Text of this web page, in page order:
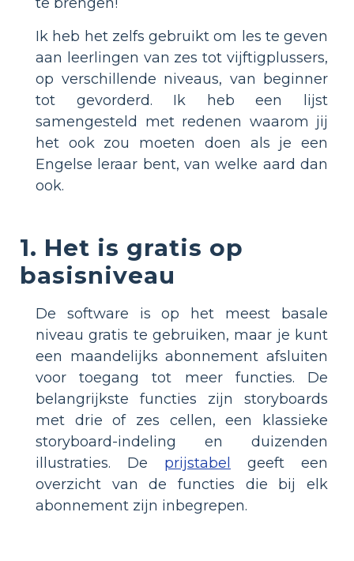
Ik heb het zelfs gebruikt om les te geven
aan leerlingen van zes tot vijftigplussers,
op verschillende niveaus, van beginner
tot gevorderd. Ik heb een lijst
samengesteld met redenen waarom jij
het ook zou moeten doen als je een
Engelse leraar bent, van welke aard dan
ook.
1. Het is gratis op
basisniveau
De software is op het meest basale
niveau gratis te gebruiken, maar je kunt
een maandelijks abonnement afsluiten
voor toegang tot meer functies. De
belangrijkste functies zijn storyboards
met drie of zes cellen, een klassieke
storyboard-indeling en duizenden
illustraties. De prijstabel
geeft een
overzicht van de functies die bij elk
abonnement zijn inbegrepen.